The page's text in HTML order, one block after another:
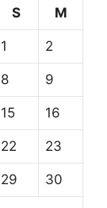
S M
1 2
8 9
15 16
22 23
29 30